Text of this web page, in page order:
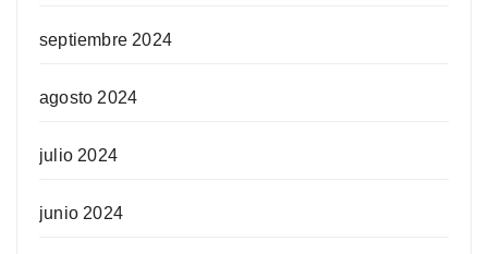
septiembre 2024
agosto 2024
julio 2024
junio 2024